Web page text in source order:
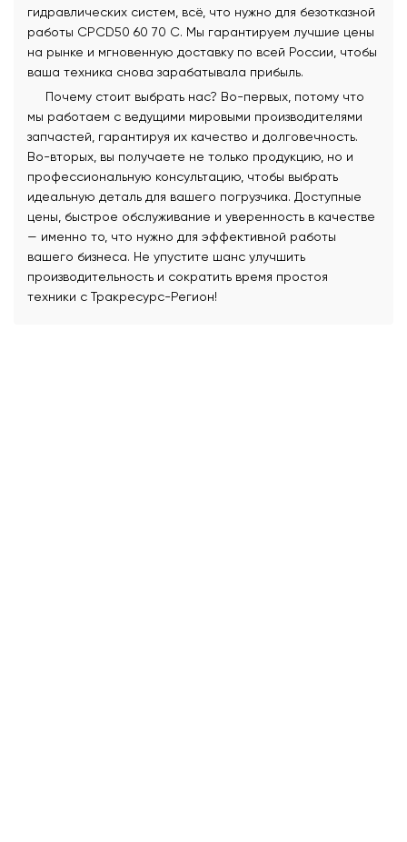
гидравлических систем, всё, что нужно для безотказной
работы CPCD50 60 70 C. Мы гарантируем лучшие цены
на рынке и мгновенную доставку по всей России, чтобы
ваша техника снова зарабатывала прибыль.
Почему стоит выбрать нас? Во-первых, потому что
мы работаем с ведущими мировыми производителями
запчастей, гарантируя их качество и долговечность.
Во-вторых, вы получаете не только продукцию, но и
профессиональную консультацию, чтобы выбрать
идеальную деталь для вашего погрузчика. Доступные
цены, быстрое обслуживание и уверенность в качестве
— именно то, что нужно для эффективной работы
вашего бизнеса. Не упустите шанс улучшить
производительность и сократить время простоя
техники с Тракресурс-Регион!